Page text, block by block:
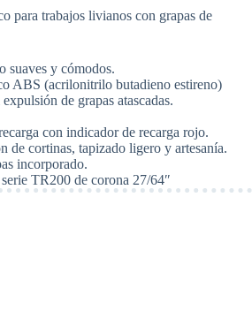
para trabajos livianos con grapas de
suaves y cómodos.
ABS (acrilonitrilo butadieno estireno)
de grapas atascadas.
con indicador de recarga rojo.
de cortinas, tapizado ligero y artesanía.
incorporado.
TR200 de corona 27/64″